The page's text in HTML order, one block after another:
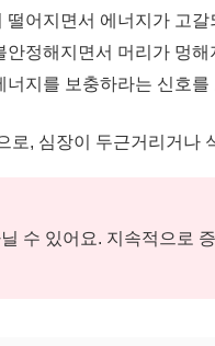
떨어지면서 에너지가 고
안정해지면서 머리가 멍
지를 보충하라는 신호
로, 심장이 두근거리거나
수 있어요. 지속적으로